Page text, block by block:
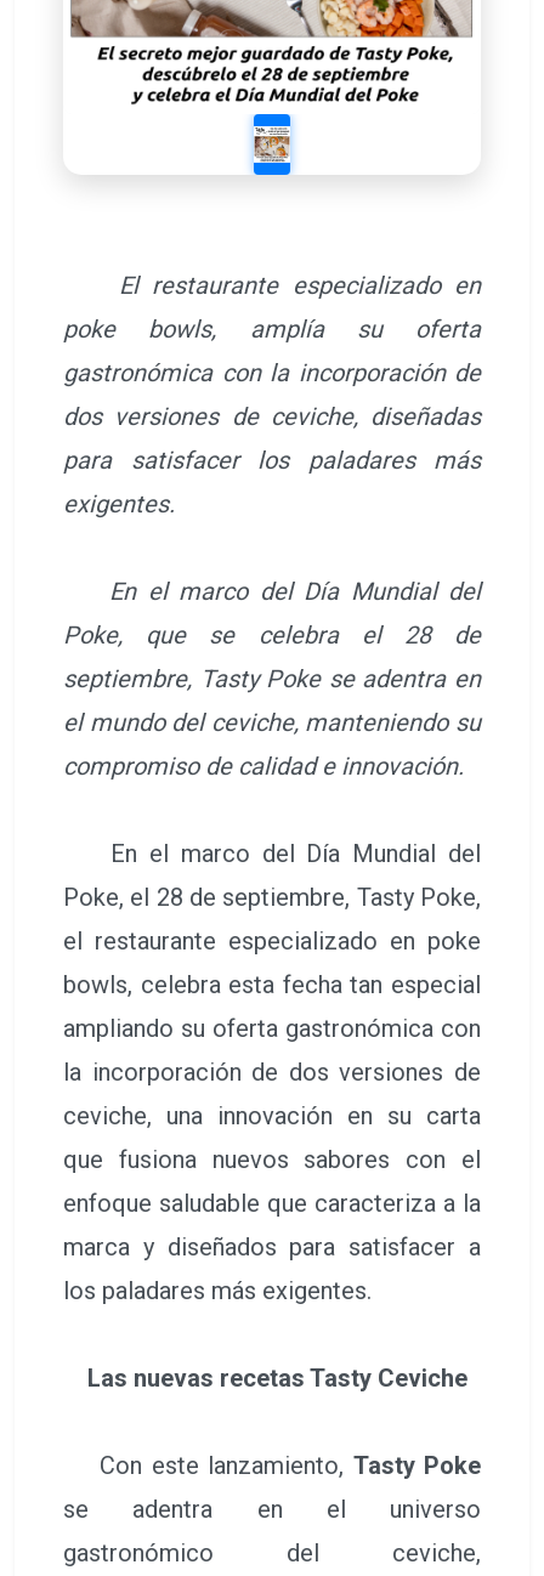
El restaurante especializado en
poke bowls, amplía su oferta
gastronómica con la incorporación de
dos versiones de ceviche, diseñadas
para satisfacer los paladares más
exigentes.
En el marco del Día Mundial del
Poke, que se celebra el 28 de
septiembre, Tasty Poke se adentra en
el mundo del ceviche, manteniendo su
compromiso de calidad e innovación.
En el marco del Día Mundial del
Poke, el 28 de septiembre, Tasty Poke,
el restaurante especializado en poke
bowls, celebra esta fecha tan especial
ampliando su oferta gastronómica con
la incorporación de dos versiones de
ceviche, una innovación en su carta
que fusiona nuevos sabores con el
enfoque saludable que caracteriza a la
marca y diseñados para satisfacer a
los paladares más exigentes.
Las nuevas recetas Tasty Ceviche
Con este lanzamiento, Tasty Poke
se adentra en el universo
gastronómico del ceviche,